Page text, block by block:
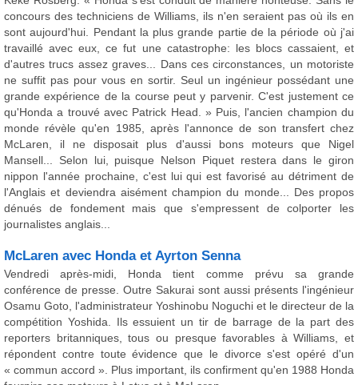
concours des techniciens de Williams, ils n'en seraient pas où ils en
sont aujourd'hui. Pendant la plus grande partie de la période où j'ai
travaillé avec eux, ce fut une catastrophe: les blocs cassaient, et
d'autres trucs assez graves... Dans ces circonstances, un motoriste
ne suffit pas pour vous en sortir. Seul un ingénieur possédant une
grande expérience de la course peut y parvenir. C'est justement ce
qu'Honda a trouvé avec Patrick Head. » Puis, l'ancien champion du
monde révèle qu'en 1985, après l'annonce de son transfert chez
McLaren, il ne disposait plus d'aussi bons moteurs que Nigel
Mansell... Selon lui, puisque Nelson Piquet restera dans le giron
nippon l'année prochaine, c'est lui qui est favorisé au détriment de
l'Anglais et deviendra aisément champion du monde... Des propos
dénués de fondement mais que s'empressent de colporter les
journalistes anglais...
McLaren avec Honda et Ayrton Senna
Vendredi après-midi, Honda tient comme prévu sa grande
conférence de presse. Outre Sakurai sont aussi présents l'ingénieur
Osamu Goto, l'administrateur Yoshinobu Noguchi et le directeur de la
compétition Yoshida. Ils essuient un tir de barrage de la part des
reporters britanniques, tous ou presque favorables à Williams, et
répondent contre toute évidence que le divorce s'est opéré d'un
« commun accord ». Plus important, ils confirment qu'en 1988 Honda